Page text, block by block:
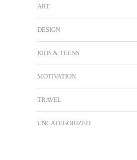
ART
DESIGN
KIDS & TEENS
MOTIVATION
TRAVEL
UNCATEGORIZED